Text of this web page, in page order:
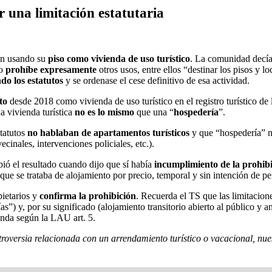
una limitación estatutaria
usando su piso como vivienda de uso turístico. La comunidad
prohíbe expresamente otros usos, entre ellos “destinar los pisos y
los estatutos y se ordenase el cese definitivo de esa actividad.
desde 2018 como vivienda de uso turístico en el registro turístico
vivienda turística no es lo mismo que una “hospedería”.
no hablaban de apartamentos turísticos y que “hospedería”
intervenciones policiales, etc.).
el resultado cuando dijo que sí había incumplimiento de la
se trataba de alojamiento por precio, temporal y sin intención de
y confirma la prohibición. Recuerda el TS que las
y, por su significado (alojamiento transitorio abierto al público y
según la LAU art. 5.
relacionada con un arrendamiento turístico o vacacional,